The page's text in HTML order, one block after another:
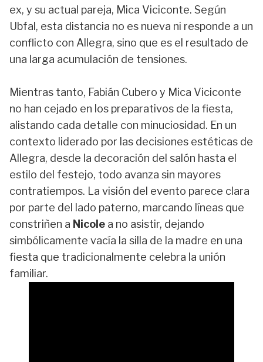
ex, y su actual pareja, Mica Viciconte. Según
Ubfal, esta distancia no es nueva ni responde a un
conflicto con Allegra, sino que es el resultado de
una larga acumulación de tensiones.
Mientras tanto, Fabián Cubero y Mica Viciconte
no han cejado en los preparativos de la fiesta,
alistando cada detalle con minuciosidad. En un
contexto liderado por las decisiones estéticas de
Allegra, desde la decoración del salón hasta el
estilo del festejo, todo avanza sin mayores
contratiempos. La visión del evento parece clara
por parte del lado paterno, marcando líneas que
constriñen a Nicole a no asistir, dejando
simbólicamente vacía la silla de la madre en una
fiesta que tradicionalmente celebra la unión
familiar.